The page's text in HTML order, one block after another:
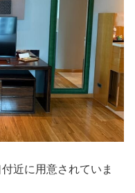
近に用意されていま